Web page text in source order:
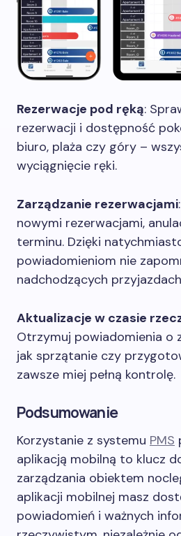
Rezerwacje pod ręką:
rezerwacji i dostępność
biuro, plaża czy góry –
wyciągnięcie ręki.
Zarządzanie rezerwacjami
nowymi rezerwacjami,
terminu. Dzięki
powiadomieniom nie
nadchodzących
Aktualizacje w czasie
Otrzymuj powiadomienia o
jak sprzątanie czy
zawsze miej pełną kontrolę.
Podsumowanie
Korzystanie z systemu PMS
aplikacją mobilną to klucz
zarządzania obiektem
aplikacji mobilnej masz
powiadomień i ważnych